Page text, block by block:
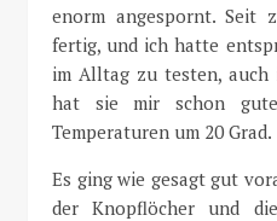
enorm angespornt. Seit
fertig, und ich hatte
im Alltag zu testen, auch
hat sie mir schon
Temperaturen um 20 Grad.
Es ging wie gesagt gut
der Knopflöcher und